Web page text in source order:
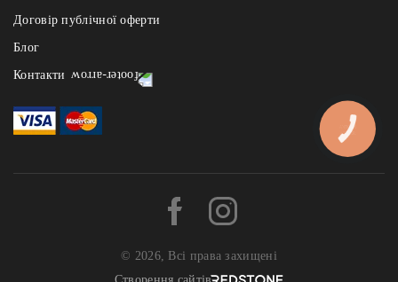
Договір публічної оферти
Блог
Контакти
- на Узвозі: +38 (067) 121 84 91, Андріївський узвіз 2а
Львівські Пляцки щодня з 10:00 - до 21:00 :
Львівська Майстерня Шоколаду:© 2026, Всі права захищені
КНОПКА
ЗВ'ЯЗКУ